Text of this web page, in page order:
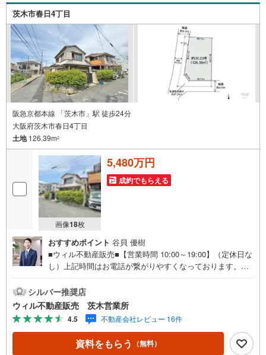
茨木市春日4丁目
阪急京都本線 「茨木市」駅 徒歩24分
大阪府茨木市春日4丁目
土地126.39m2
画像18枚
5,480万円
成約でもらえる
おすすめポイント 谷貝 優樹
■ウィル不動産販売■【営業時間 10:00～19:00】（定休日な
し）上記時間はお電話が繋がりやすくなっております。ぜ
内・現地を見学する（無料）」ボタンよりご希望の日時を
ご記入いただけますとスムーズにご案内が可能です。◆建
築条件のない土地のため、お好きなハウスメーカー、工務
店でご建築いただけます！◆現況は古家付きのため、再建
築の際は建物の取り壊しが必要です。詳細につきましては
お問い合わせください。◆敷地面積は約38坪！◆南西角地
シルバー推奨店
ウィル不動産販売 茨木営業所
4.5 不動産会社レビュー 16件
資料をもらう （無料）